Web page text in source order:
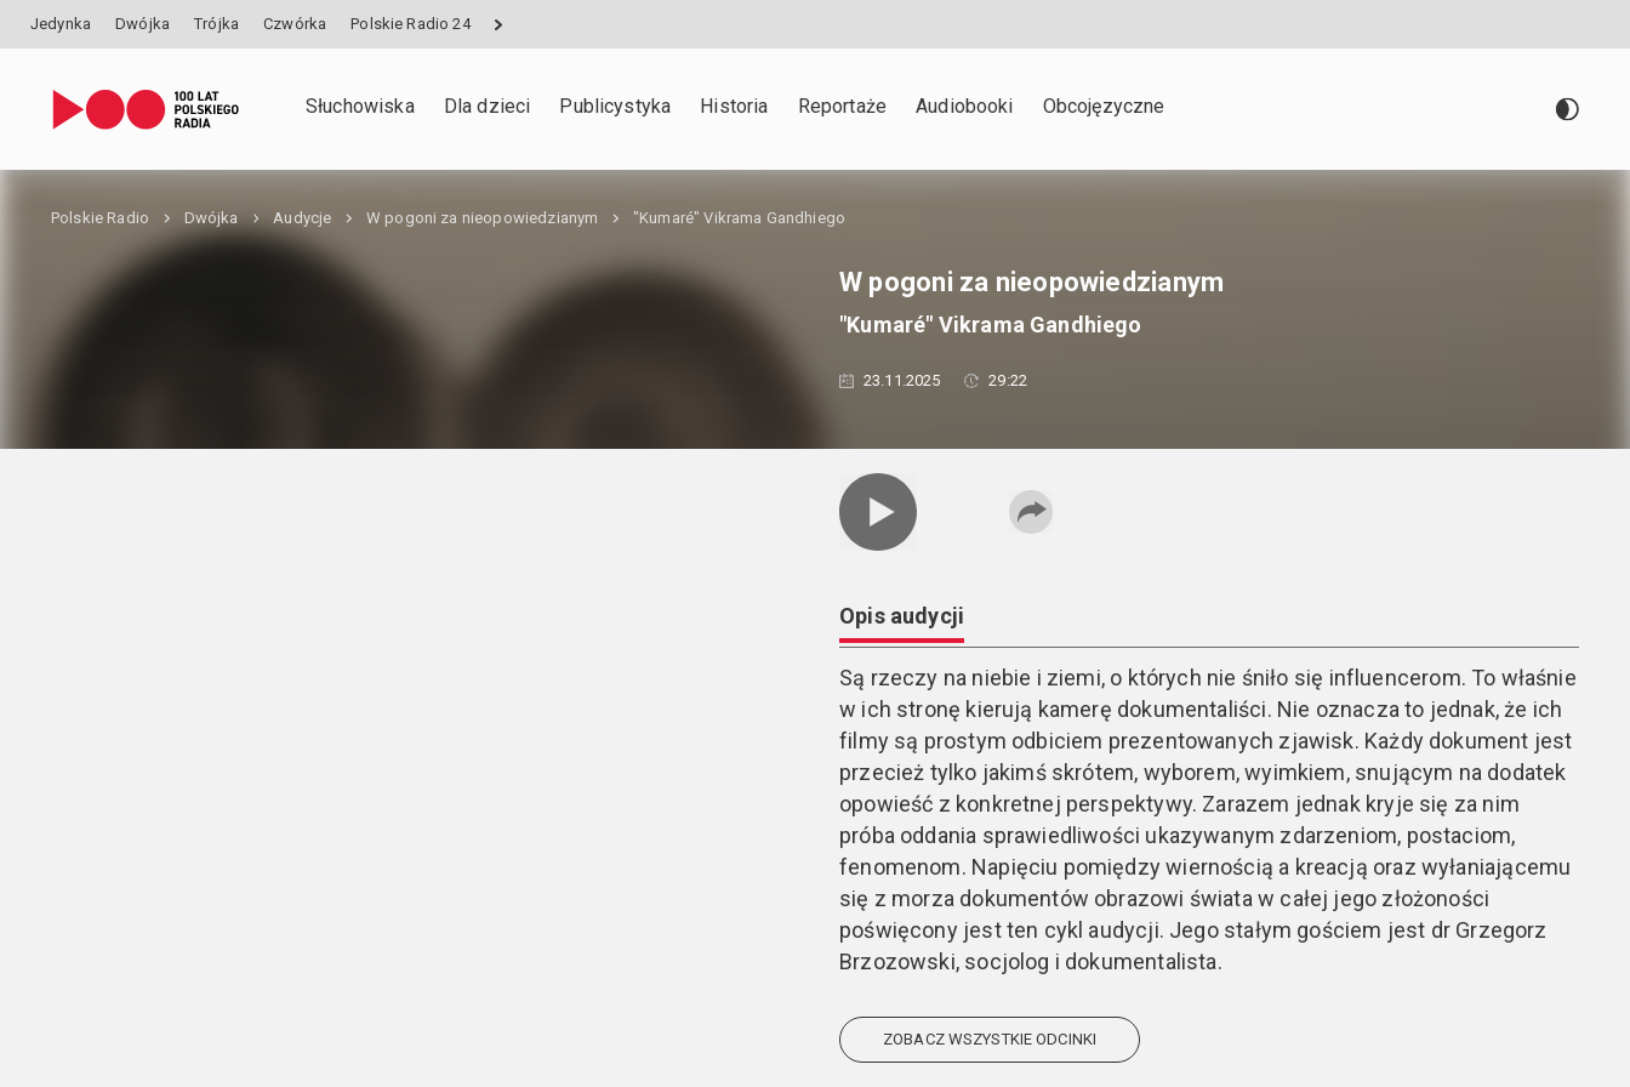
Jedynka Dwójka Trójka Czwórka Polskie Radio 24
Słuchowiska Dla dzieci Publicystyka Historia Reportaże Audiobooki Obcojęzyczne
Polskie Radio Dwójka Audycje W pogoni za nieopowiedzianym "Kumaré" Vikrama Gandhiego
W pogoni za nieopowiedzianym
"Kumaré" Vikrama Gandhiego
23.11.2025 29:22
Opis audycji
Są rzeczy na niebie i ziemi, o których nie śniło się influencerom. To właśnie
w ich stronę kierują kamerę dokumentaliści. Nie oznacza to jednak, że ich
filmy są prostym odbiciem prezentowanych zjawisk. Każdy dokument jest
przecież tylko jakimś skrótem, wyborem, wyimkiem, snującym na dodatek
opowieść z konkretnej perspektywy. Zarazem jednak kryje się za nim
próba oddania sprawiedliwości ukazywanym zdarzeniom, postaciom,
fenomenom. Napięciu pomiędzy wiernością a kreacją oraz wyłaniającemu
się z morza dokumentów obrazowi świata w całej jego złożoności
poświęcony jest ten cykl audycji. Jego stałym gościem jest dr Grzegorz
Brzozowski, socjolog i dokumentalista.
ZOBACZ WSZYSTKIE ODCINKI